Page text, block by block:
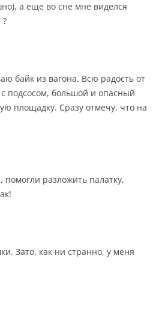
а еще во сне мне виделся
байк из вагона. Всю радость от
подсосом, большой и опасный
площадку. Сразу отмечу, что на
разложить палатку,
Зато, как ни странно, у меня